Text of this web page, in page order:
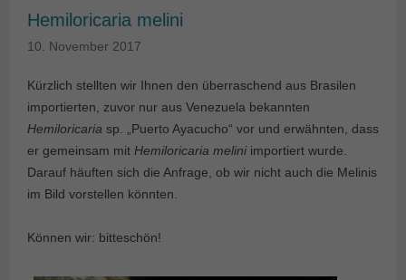
Hemiloricaria melini
10. November 2017
Kürzlich stellten wir Ihnen den überraschend aus Brasilen
importierten, zuvor nur aus Venezuela bekannten
Hemiloricaria sp. „Puerto Ayacucho“ vor und erwähnten, dass
er gemeinsam mit Hemiloricaria meliniimportiert wurde.
Darauf häuften sich die Anfrage, ob wir nicht auch die Melinis
im Bild vorstellen könnten.
Können wir: bitteschön!